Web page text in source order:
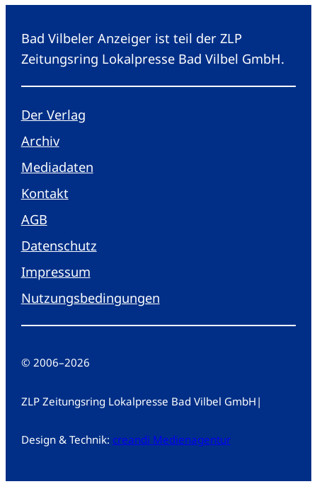
Bad Vilbeler Anzeiger ist teil der ZLP
Zeitungsring Lokalpresse Bad Vilbel GmbH.
Der Verlag
Archiv
Mediadaten
Kontakt
AGB
Datenschutz
Impressum
Nutzungsbedingungen
© 2006–2026
ZLP Zeitungsring Lokalpresse Bad Vilbel GmbH |
Design & Technik: creandi Medienagentur